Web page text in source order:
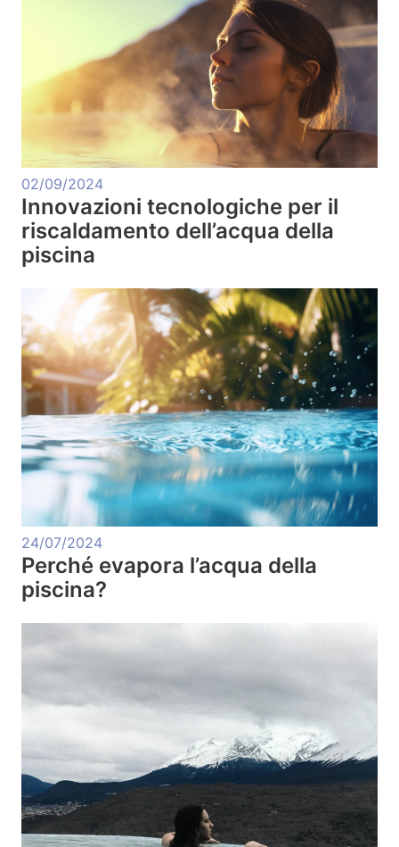
02/09/2024
Innovazioni tecnologiche per il
riscaldamento dell’acqua della
piscina
24/07/2024
Perché evapora l’acqua della
piscina?